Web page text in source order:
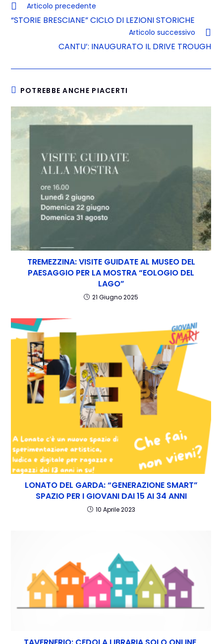
Articolo precedente
“STORIE BRESCIANE” CICLO DI LEZIONI STORICHE
Articolo successivo
CANTU’: INAUGURATO IL DRIVE TROUGH
POTREBBE ANCHE PIACERTI
TREMEZZINA: VISITE GUIDATE AL MUSEO DEL
PAESAGGIO PER LA MOSTRA “EOLOGIO DEL
LAGO”
21 Giugno 2025
LONATO DEL GARDA: “GENERAZIONE SMART”
SPAZIO PER I GIOVANI DAI 15 AI 34 ANNI
10 Aprile 2023